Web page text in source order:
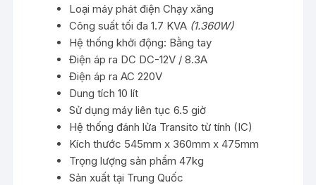
Loại máy phát điệnChạy xăng
Công suất tối đa1.7 KVA (1.360W)
Hệ thống khởi động: Bằng tay
Điện áp ra DC DC-12V / 8.3A
Điện áp ra AC220V
Dung tích10 lít
Sử dụng máy liên tục6.5 giờ
Hệ thống đánh lửa Transito từ tính (IC)
Kích thước 545mm x 360mm x 475mm
Trọng lượng sản phẩm47kg
Sản xuất tại Trung Quốc